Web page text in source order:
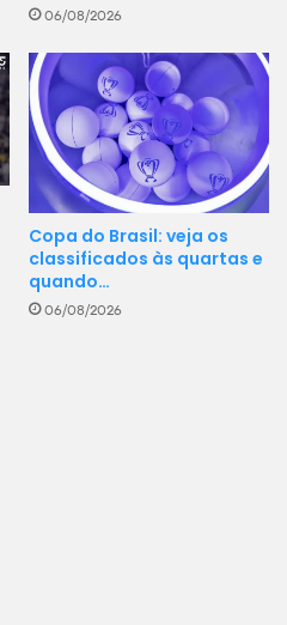
06/08/2026
Copa do Brasil: veja os
classificados às quartas e
quando…
06/08/2026